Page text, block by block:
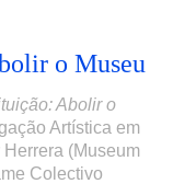
o Museu
Abolir o
Artística em
(Museum
Colectivo